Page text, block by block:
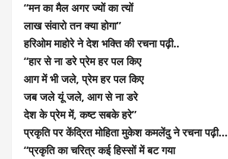
“मन का मैल अगर ज्यों का त्यों
लाख संवारो तन क्या होगा”
हरिओम माहोरे ने देश भक्ति की रचना पढ़ी..
“हार से ना डरे प्रेम हर पल किए
आग में भी जले, प्रेम हर पल किए
जब जले यूं जले, आग से ना डरे
देश के प्रेम में, कष्ट सबके हरे”
प्रकृति पर केंद्रित मोहिता मुकेश कमलेंदु ने रचना पढ़ी…
“प्रकृति का चरित्र कई हिस्सों में बट गया